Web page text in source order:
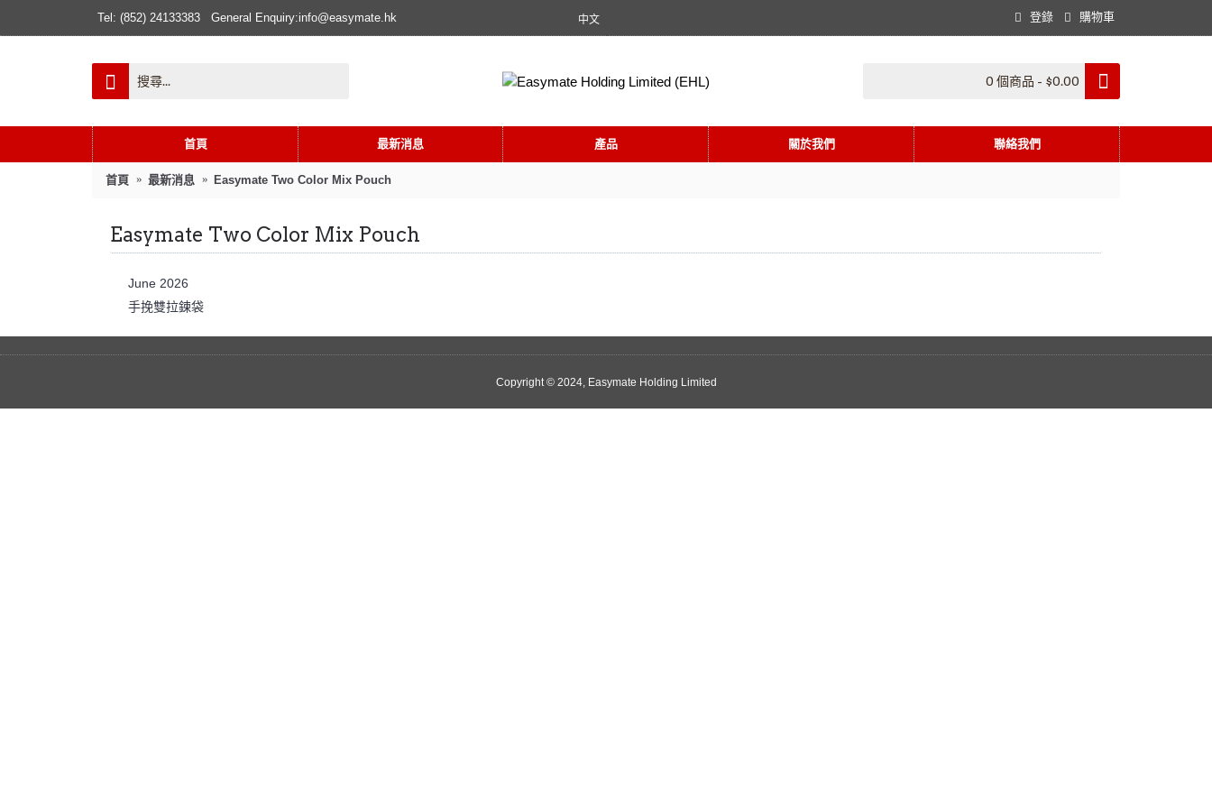
Tel: (852) 24133383 General Enquiry:info@easymate.hk 中文 登錄 購物車
0 個商品 - $0.00
首頁 最新消息 產品 關於我們 聯絡我們
首頁 最新消息 Easymate Two Color Mix Pouch
Easymate Two Color Mix Pouch
June 2026
手挽雙拉鍊袋
Copyright © 2024, Easymate Holding Limited